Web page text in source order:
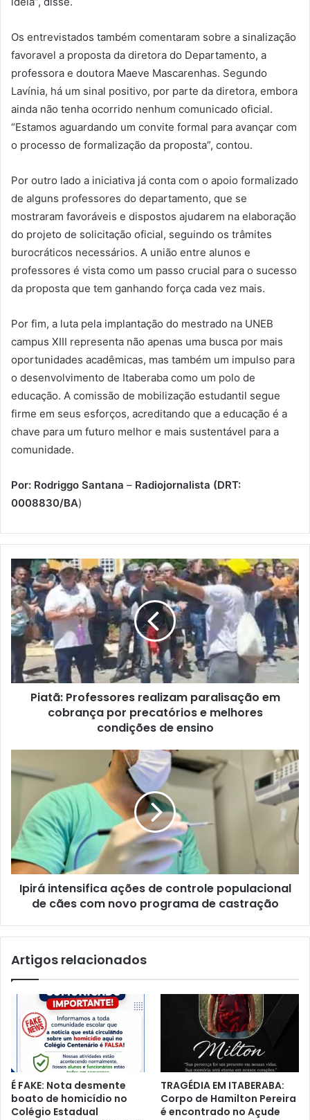
Os entrevistados também comentaram sobre a sinalização
favoravel a proposta da diretora do Departamento, a
professora e doutora Maeve Mascarenhas. Segundo
Lavínia, há um sinal positivo, por parte da diretora, embora
ainda não tenha ocorrido nenhum comunicado oficial.
“Estamos aguardando um convite formal para avançar com
o processo de formalização da proposta”, contou.
Por outro lado a iniciativa já conta com o apoio formalizado
de alguns professores do departamento, que se
mostraram favoráveis e dispostos ajudarem na elaboração
do projeto de solicitação oficial, seguindo os trâmites
burocráticos necessários. A união entre alunos e
professores é vista como um passo crucial para o sucesso
da proposta que tem ganhando força cada vez mais.
Por fim, a luta pela implantação do mestrado na UNEB
campus XIII representa não apenas uma busca por mais
oportunidades acadêmicas, mas também um impulso para
o desenvolvimento de Itaberaba como um polo de
educação. A comissão de mobilização estudantil segue
firme em seus esforços, acreditando que a educação é a
chave para um futuro melhor e mais sustentável para a
comunidade.
Por: Rodriggo Santana – Radiojornalista (DRT:
0008830/BA)
Piatã:
Professores
realizam
paralisação
em
cobrança
por
precatórios
e
melhores
condições
Piatã: Professores realizam paralisação em
cobrança por precatórios e melhores
condições de ensino
intensifica
controle
populacional
de
cães
com
novo
programa
Ipirá intensifica ações de controle populacional
de cães com novo programa de castração
Artigos relacionados
É FAKE: Nota desmente
boato de homicídio no
Colégio Estadual
TRAGÉDIA EM ITABERABA:
Corpo de Hamilton Pereira
é encontrado no Açude